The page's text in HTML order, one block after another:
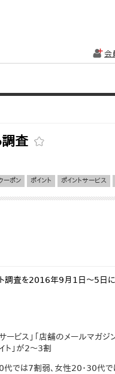
会
査
ーポン ポイント ポイントサービス
ト調査を2016年9月1日～5日
ス」「店舗のメールマガジン
ト」が2～3割
では7割弱、女性20・30代